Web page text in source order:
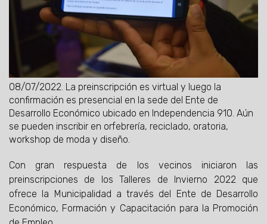
08/07/2022. La preinscripción es virtual y luego la
confirmación es presencial en la sede del Ente de
Desarrollo Económico ubicado en Independencia 910. Aún
se pueden inscribir en orfebrería, reciclado, oratoria,
workshop de moda y diseño.
Con gran respuesta de los vecinos iniciaron las
preinscripciones de los Talleres de Invierno 2022 que
ofrece la Municipalidad a través del Ente de Desarrollo
Económico, Formación y Capacitación para la Promoción